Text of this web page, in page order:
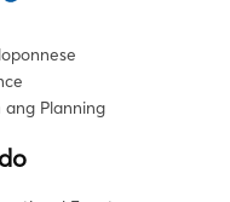
ang Planning